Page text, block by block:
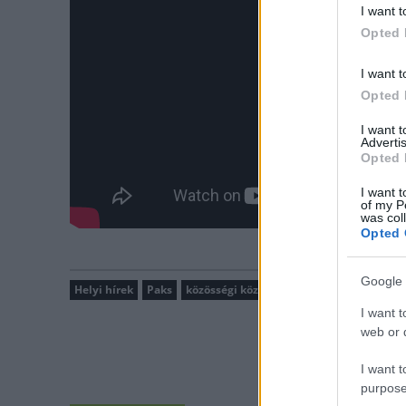
I want
Opted
I want
Opted
I want
Opted
I want
of my
was
Opted
Google
I want
web or
I want
Helyi hírek Paks közösségi közlekedés